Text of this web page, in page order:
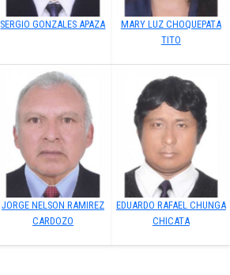
SERGIO GONZALES APAZA
MARY LUZ CHOQUEPATA
TITO
JORGE NELSON RAMIREZ
CARDOZO
EDUARDO RAFAEL CHUNGA
CHICATA